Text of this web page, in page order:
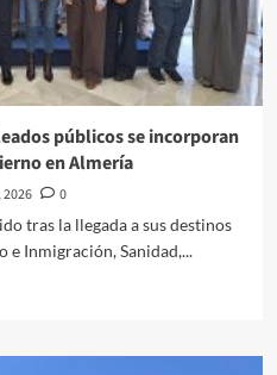
públicos se incorporan
en Almería
0
tras la llegada a sus destinos
e Inmigración, Sanidad,...